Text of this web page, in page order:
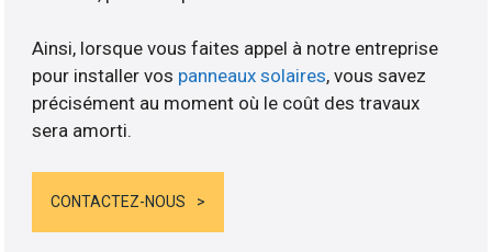
Ainsi, lorsque vous faites appel à notre entreprise
pour installer vos panneaux solaires, vous savez
précisément au moment où le coût des travaux
sera amorti.
CONTACTEZ-NOUS